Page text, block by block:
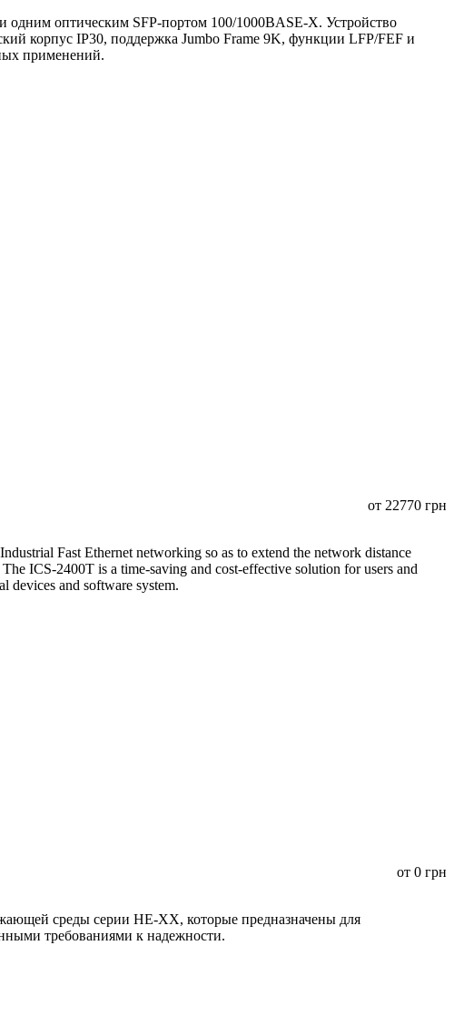
оптическим SFP-портом 100/1000BASE-X. Устройство
корпус IP30, поддержка Jumbo Frame 9K, функции LFP/FEF и
применений.
от 22770 грн
Fast Ethernet networking so as to extend the network distance
ICS-2400T is a time-saving and cost-effective solution for users and
devices and software system.
от 0 грн
среды серии HE-XX, которые предназначены для
требованиями к надежности.